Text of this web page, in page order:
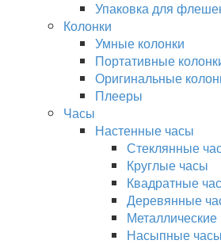
Упаковка для
Колонки
Умные колонки
Портативные
Оригинальные
Плееры
Часы
Настенные часы
Стеклянные
Круглые часы
Квадратные
Деревянные
Насыпные часы